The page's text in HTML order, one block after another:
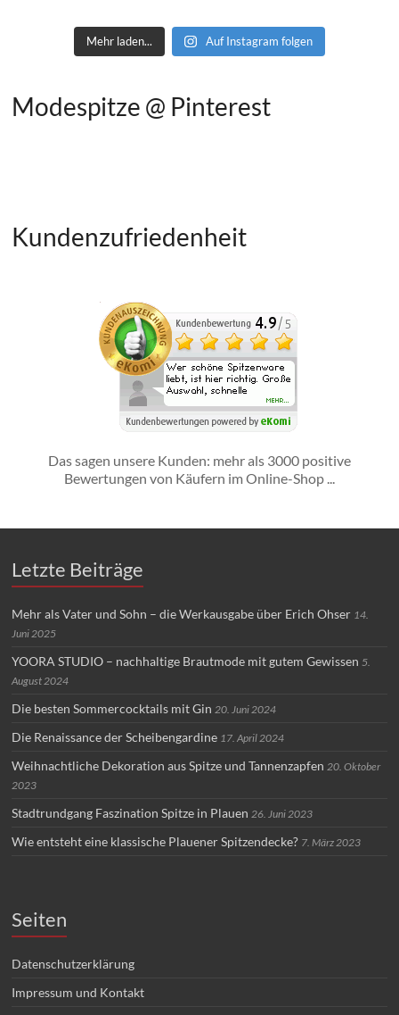
Mehr laden... Auf Instagram folgen
Modespitze @ Pinterest
Kundenzufriedenheit
Das sagen unsere Kunden: mehr als 3000 positive
Bewertungen von Käufern im Online-Shop ...
Letzte Beiträge
Mehr als Vater und Sohn – die Werkausgabe über Erich Ohser 14.
Juni 2025
YOORA STUDIO – nachhaltige Brautmode mit gutem Gewissen 5.
August 2024
Die besten Sommercocktails mit Gin 20. Juni 2024
Die Renaissance der Scheibengardine 17. April 2024
Weihnachtliche Dekoration aus Spitze und Tannenzapfen 20. Oktober
2023
Stadtrundgang Faszination Spitze in Plauen 26. Juni 2023
Wie entsteht eine klassische Plauener Spitzendecke? 7. März 2023
Seiten
Datenschutzerklärung
Impressum und Kontakt